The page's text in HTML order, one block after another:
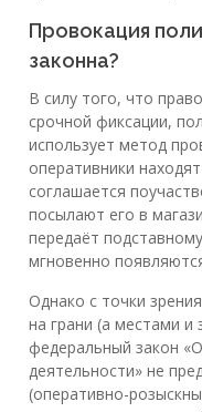
Провокация
законна?
В силу того, что
срочной фиксации,
использует метод
оперативники
соглашается
посылают его в
передаёт
мгновенно
Однако с точки
на грани (а местами
федеральный закон
деятельности» не
(оперативно-